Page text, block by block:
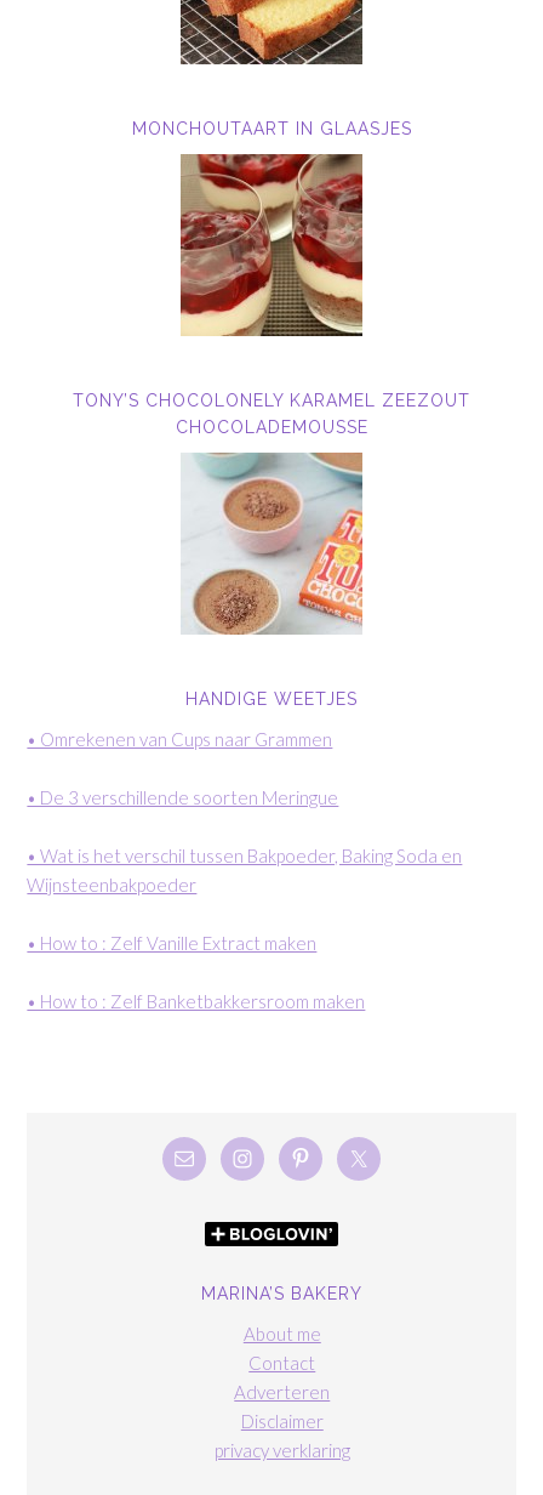
MONCHOUTAART IN GLAASJES
TONY’S CHOCOLONELY KARAMEL ZEEZOUT
CHOCOLADEMOUSSE
HANDIGE WEETJES
• Omrekenen van Cups naar Grammen
• De 3 verschillende soorten Meringue
• Wat is het verschil tussen Bakpoeder, Baking Soda en
Wijnsteenbakpoeder
• How to : Zelf Vanille Extract maken
• How to : Zelf Banketbakkersroom maken
MARINA’S BAKERY
About me
Contact
Adverteren
Disclaimer
privacy verklaring